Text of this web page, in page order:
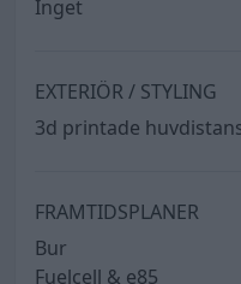
Inget
EXTERIÖR / STYLING
3d printade
FRAMTIDSPLANER
Bur
Fuelcell & e85